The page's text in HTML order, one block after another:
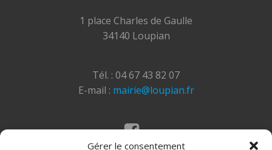
Gérer le consentement
1 place Charles de Gaulle
34140 Loupian
Tél. : 04 67 43 82 07
E-mail : mairie@loupian.fr